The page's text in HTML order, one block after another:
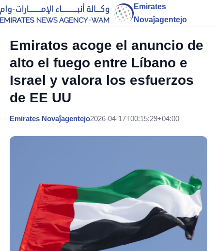
Emirates
Novaĵagentejo
Emiratos acoge el anuncio de
alto el fuego entre Líbano e
Israel y valora los esfuerzos
de EE UU
Emirates Novaĵagentejo2026-04-17T00:15:29+04:00